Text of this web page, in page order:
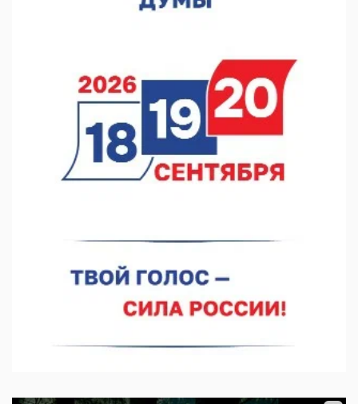
покраской телебашни
07.08.2026 11:20
В автобусах Арзамаса устанавливают терминалы оплаты
07.08.2026 11:03